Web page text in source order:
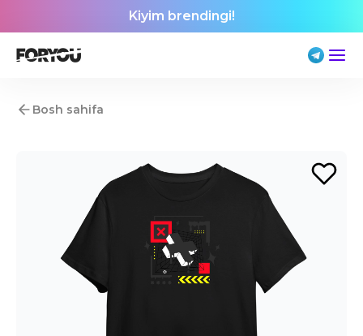
Kiyim brendingi!
Bosh sahifa